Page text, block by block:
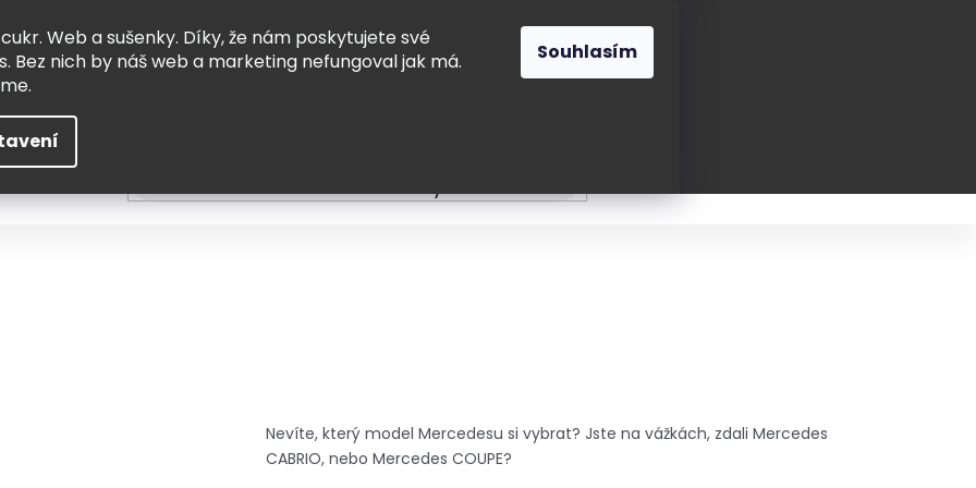
Web a sušenky. Díky, že nám poskytujete své
Bez nich by náš web a marketing nefungoval jak má.
Souhlasím
Nevíte, který model Mercedesu si vybrat? Jste na vážkách, zdali Mercedes
CABRIO, nebo Mercedes COUPE?